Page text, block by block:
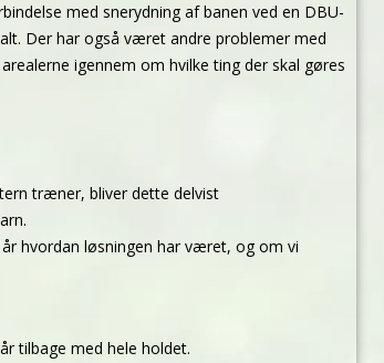
med snerydning af banen ved en DBU-
Der har også været andre problemer med
igennem om hvilke ting der skal gøres
træner, bliver dette delvist
hvordan løsningen har været, og om vi
tilbage med hele holdet.